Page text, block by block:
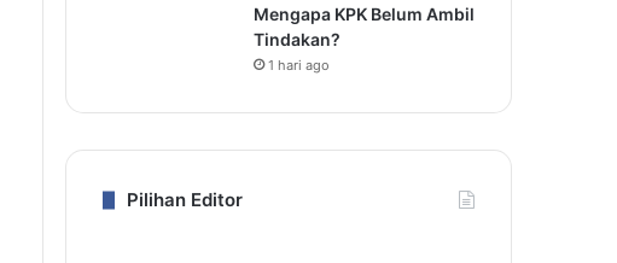
Mengapa KPK Belum Ambil
Tindakan?
1 hari ago
Pilihan Editor